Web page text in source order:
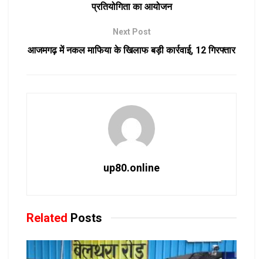
प्रतियोगिता का आयोजन
Next Post
आजमगढ़ में नकल माफिया के खिलाफ बड़ी कार्रवाई, 12 गिरफ्तार
up80.online
Related Posts